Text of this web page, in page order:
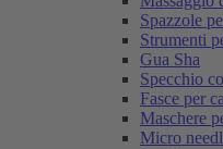
Spazzole
Strumenti
Gua Sha
Specchio
Fasce per
Maschere
Micro